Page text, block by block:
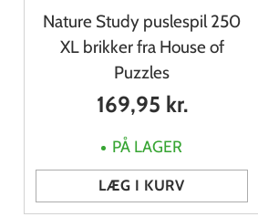
Nature Study puslespil 250
XL brikker fra House of
Puzzles
169,95 kr.
PÅ LAGER
LÆG I KURV
Antal